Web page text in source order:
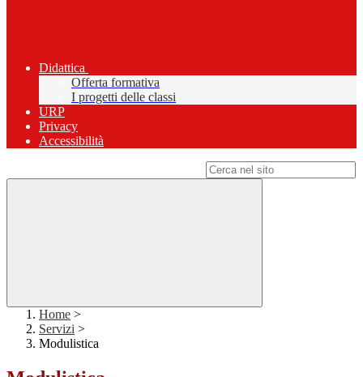
Didattica
Offerta formativa
I progetti delle classi
URP
Privacy
Accessibilità
Home >
Servizi >
Modulistica